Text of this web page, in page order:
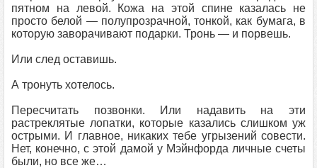
пятном на левой. Кожа на этой спине казалась не
просто белой — полупрозрачной, тонкой, как бумага, в
которую заворачивают подарки. Тронь — и порвешь.
Или след оставишь.
А тронуть хотелось.
Пересчитать позвонки. Или надавить на эти
растреклятые лопатки, которые казались слишком уж
острыми. И главное, никаких тебе угрызений совести.
Нет, конечно, с этой дамой у Мэйнфорда личные счеты
были, но все же…